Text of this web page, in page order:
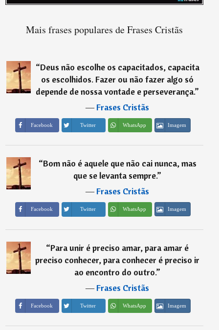
Mais frases populares de Frases Cristãs
“Deus não escolhe os capacitados, capacita
os escolhidos. Fazer ou não fazer algo só
depende de nossa vontade e perseverança.”
―Frases Cristãs
Facebook Twitter WhatsApp Imagem
“Bom não é aquele que não cai nunca, mas
que se levanta sempre.”
―Frases Cristãs
Facebook Twitter WhatsApp Imagem
“Para unir é preciso amar, para amar é
preciso conhecer, para conhecer é preciso ir
ao encontro do outro.”
―Frases Cristãs
Facebook Twitter WhatsApp Imagem